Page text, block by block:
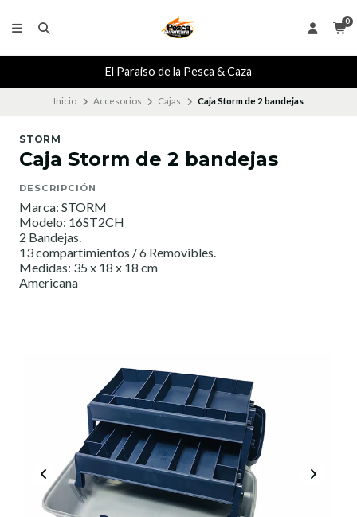
0
El Paraiso de la Pesca & Caza
Inicio Accesorios Cajas Caja Storm de 2 bandejas
STORM
Caja Storm de 2 bandejas
DESCRIPCIÓN
Marca: STORM
Modelo: 16ST2CH
2 Bandejas.
13 compartimientos / 6 Removibles.
Medidas: 35 x 18 x 18 cm
Americana